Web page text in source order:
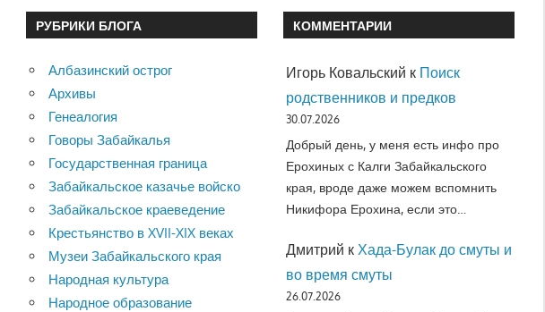
РУБРИКИ БЛОГА
Албазинский острог
Архивы
Генеалогия
Говоры Забайкалья
Государственная граница
Забайкальское казачье войско
Забайкальское краеведение
Крестьянство в XVII-XIX веках
Музеи Забайкальского края
Народная культура
Народное образование
КОММЕНТАРИИ
Игорь Ковальский к Поиск
родственников и предков
30.07.2026
Добрый день, у меня есть инфо про
Ерохиных с Калги Забайкальского
края, вроде даже можем вспомнить
Никифора Ерохина, если это…
Дмитрий к Хада-Булак до смуты и
во время смуты
26.07.2026